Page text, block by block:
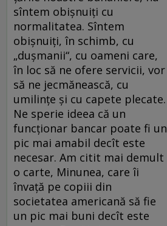
sîntem obișnuiți cu
normalitatea. Sîntem
obișnuiți, în schimb, cu
„dușmanii“, cu oameni care,
în loc să ne ofere servicii, vor
să ne jecmănească, cu
umilințe și cu capete plecate.
Ne sperie ideea că un
funcționar bancar poate fi un
pic mai amabil decît este
necesar. Am citit mai demult
o carte, Minunea, care îi
învață pe copiii din
societatea americană să fie
un pic mai buni decît este